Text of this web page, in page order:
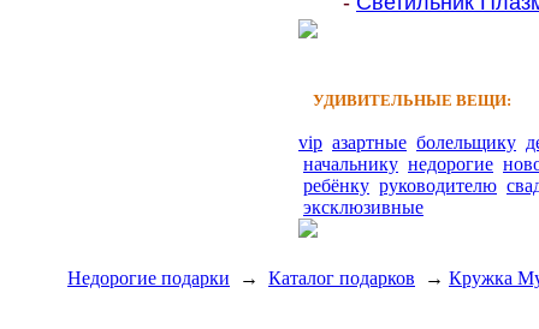
УДИВИТЕЛЬНЫЕ ВЕЩИ:
vip азартные болельщику
начальнику недорогие
ребёнку руководителю
эксклюзивные
Недорогие подарки → Каталог подарков → Кружка